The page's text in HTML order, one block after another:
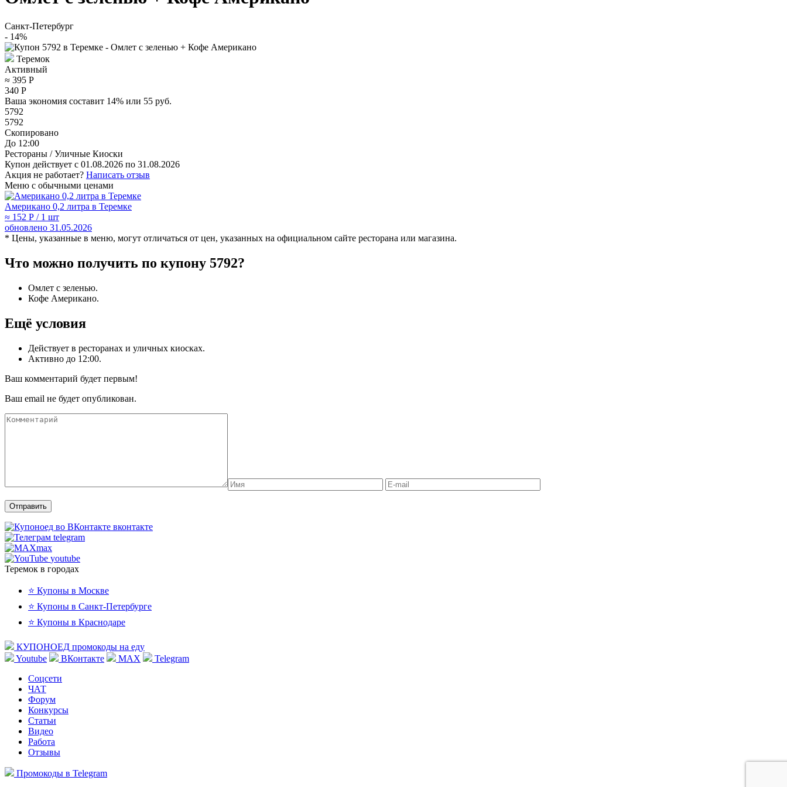
Санкт-Петербург
- 14%
Теремок
Активный
≈ 395 Р
340 Р
Ваша экономия составит 14% или 55 руб.
5792
5792
Скопировано
До 12:00
Рестораны / Уличные Киоски
Купон действует с 01.08.2026 по 31.08.2026
Акция не работает? Написать отзыв
Меню с обычными ценами
Американо 0,2 литра в Теремке
≈ 152 Р / 1 шт
обновлено 31.05.2026
* Цены, указанные в меню, могут отличаться от цен, указанных на официальном сайте ресторана или магазина.
Что можно получить по купону 5792?
Омлет с зеленью.
Кофе Американо.
Ещё условия
Действует в ресторанах и уличных киосках.
Активно до 12:00.
Ваш комментарий будет первым!
Ваш email не будет опубликован.
вконтакте
telegram
max
youtube
Теремок в городах
⭐ Купоны в Москве
⭐ Купоны в Санкт-Петербурге
⭐ Купоны в Краснодаре
КУПОНОЕД промокоды на еду
Youtube
ВКонтакте MAX
Telegram
Соцсети
ЧАТ
Форум
Конкурсы
Статьи
Видео
Работа
Отзывы
Промокоды в Telegram